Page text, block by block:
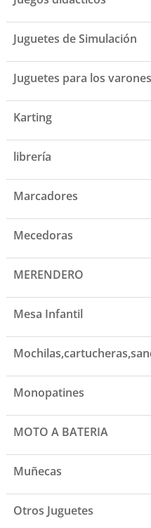
Juguetes de Simulación
Juguetes para los varones
Karting
librería
Marcadores
Mecedoras
MERENDERO
Mesa Infantil
Monopatines
MOTO A BATERIA
Muñecas
Otros Juguetes